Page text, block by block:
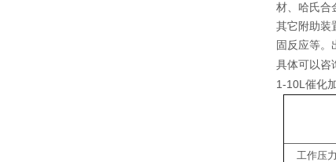
材、哈氏合
其它附助装
固反应等。
具体可以咨
1-10L催化
工作压力